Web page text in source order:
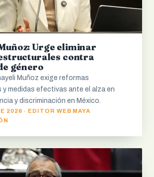
Urge eliminar
contra
género
Muñoz exige reformas
medidas efectivas ante el alza en
y discriminación en México.
2026 · EDITOR WEB MAYA